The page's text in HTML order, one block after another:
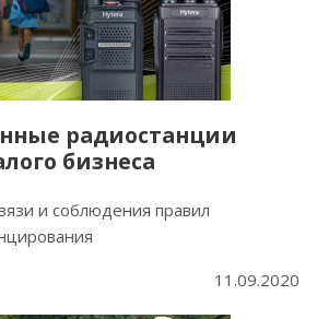
радиостанции
бизнеса
и соблюдения правил
11.09.2020